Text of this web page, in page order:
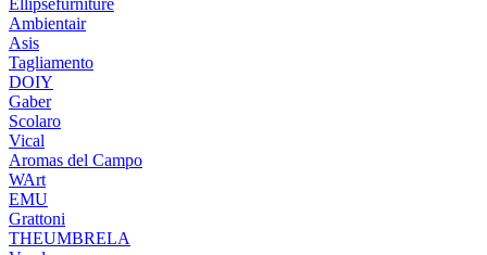
Ellipsefurniture
Ambientair
Asis
Tagliamento
DOIY
Gaber
Scolaro
Vical
Aromas del Campo
WArt
EMU
Grattoni
THEUMBRELA